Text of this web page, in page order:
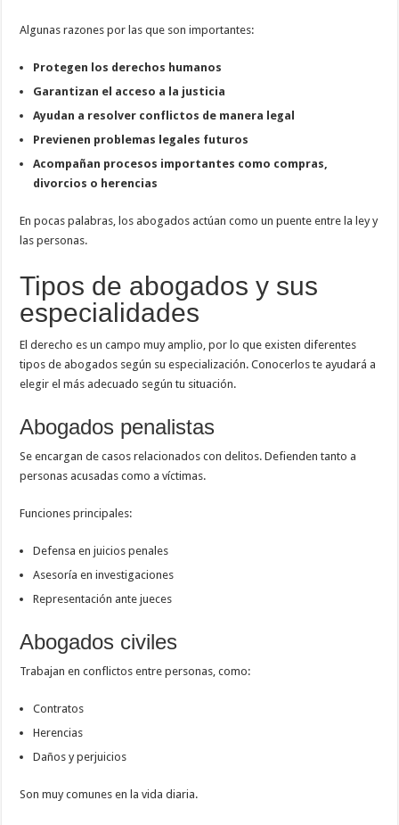
Algunas razones por las que son importantes:
Protegen los derechos humanos
Garantizan el acceso a la justicia
Ayudan a resolver conflictos de manera legal
Previenen problemas legales futuros
Acompañan procesos importantes como compras,
divorcios o herencias
En pocas palabras, los abogados actúan como un puente entre la ley y
las personas.
Tipos de abogados y sus
especialidades
El derecho es un campo muy amplio, por lo que existen diferentes
tipos de abogados según su especialización. Conocerlos te ayudará a
elegir el más adecuado según tu situación.
Abogados penalistas
Se encargan de casos relacionados con delitos. Defienden tanto a
personas acusadas como a víctimas.
Funciones principales:
Defensa en juicios penales
Asesoría en investigaciones
Representación ante jueces
Abogados civiles
Trabajan en conflictos entre personas, como:
Contratos
Herencias
Daños y perjuicios
Son muy comunes en la vida diaria.